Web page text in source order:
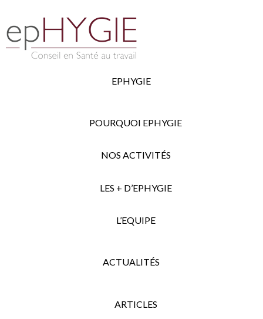
EPHYGIE
POURQUOI EPHYGIE
NOS ACTIVITÉS
LES + D’EPHYGIE
L’EQUIPE
ACTUALITÉS
ARTICLES